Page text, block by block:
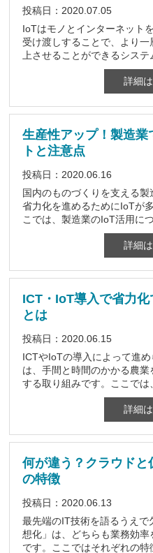
投稿日：2020.07.05
IoTはモノとインターネット
受け渡しすることで、より
上させることができるシス
詳細
生産性アップ！製造
トと注意点
投稿日：2020.06.16
国内のものづくりを支える
省力化を進めるためにIoTが
こでは、製造業のIoT活用に
詳細
ICT・IoT導入で省力
とは
投稿日：2020.06.15
ICTやIoTの導入によって進め
は、手間と時間のかかる農
する取り組みです。ここでは
詳細
何が違う？クラウド
の特徴
投稿日：2020.06.13
最先端のIT技術を語るうえ
想化」は、どちらも業務効
です。ここではそれぞれの特